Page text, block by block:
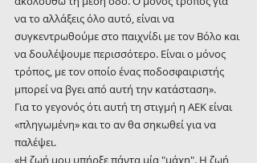
να το αλλάξεις όλο αυτό, είναι να
συγκεντρωθούμε στο παιχνίδι με τον Βόλο και
να δουλέψουμε περισσότερο. Είναι ο μόνος
τρόπος, με τον οποίο ένας ποδοσφαιριστής
μπορεί να βγει από αυτή την κατάσταση».
Για το γεγονός ότι αυτή τη στιγμή η ΑΕΚ είναι
«πληγωμένη» και το αν θα σηκωθεί για να
παλέψει.
«Η ζωή μου υπήρξε πάντα μία "μάχη". Η ζωή